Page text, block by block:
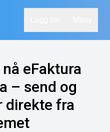
eFaktura
– send og
direkte fra